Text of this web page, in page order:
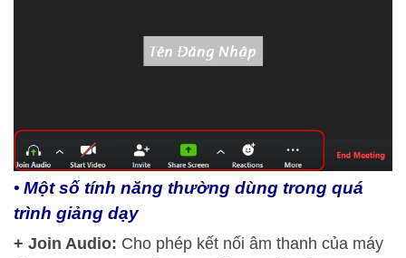
• Một số tính năng thường dùng trong quá
trình giảng dạy
+ Join Audio: Cho phép kết nối âm thanh của máy